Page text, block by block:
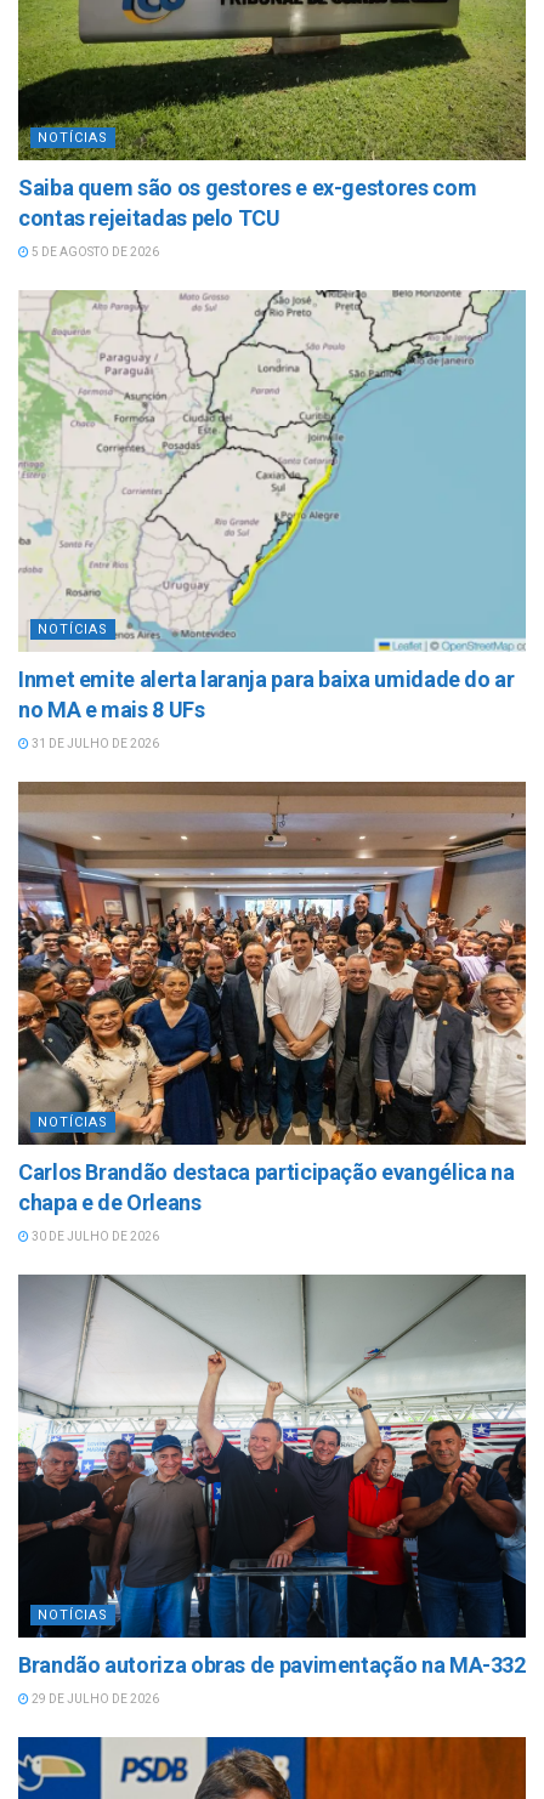
NOTÍCIAS
Saiba quem são os gestores e ex-gestores com
contas rejeitadas pelo TCU
5 DE AGOSTO DE 2026
NOTÍCIAS
Inmet emite alerta laranja para baixa umidade do ar
no MA e mais 8 UFs
31 DE JULHO DE 2026
NOTÍCIAS
Carlos Brandão destaca participação evangélica na
chapa e de Orleans
30 DE JULHO DE 2026
NOTÍCIAS
Brandão autoriza obras de pavimentação na MA-332
29 DE JULHO DE 2026